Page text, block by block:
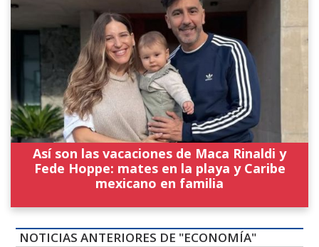
Así son las vacaciones de Maca Rinaldi y
Fede Hoppe: mates en la playa y Caribe
mexicano en familia
NOTICIAS ANTERIORES DE "ECONOMÍA"